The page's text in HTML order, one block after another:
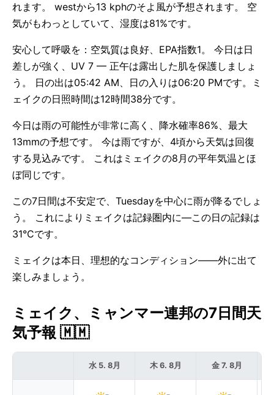
れます。 westから13 kphのそよ風が予想されます。 空
気がもわっとしていて、湿度は81%です。
安心して呼吸を：空気質は良好、EPA指数1。 今日は日
差しが強く、UV 7 — 正午は露出した肌を保護しましょ
う。 日の出は05:42 AM、日の入りは06:20 PMです。ミ
ェイクの日照時間は12時間38分です。
今日は雨の可能性が非常に高く、降水確率86%、最大
13mmの予想です。 今は雨ですが、4頃から天気は回復
する見込みです。 これはミェイクの8月の平年気温とほ
ぼ同じです。
この7日間は不安定で、Tuesdayを中心に雨が降るでしょ
う。 これによりミェイクは記録圏内に—この日の記録は
31°Cです。
ミェイクは本日、理想的なコンディション——外に出て
楽しみましょう。
ミェイク、ミャンマー連邦の7日間天
気予報 🇲🇲
水 5. 8月 木 6. 8月 金 7. 8月